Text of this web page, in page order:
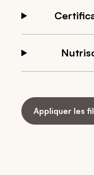
Appliquer les